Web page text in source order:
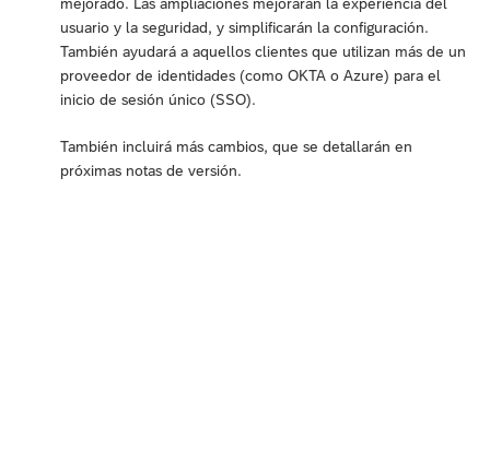
mejorado. Las ampliaciones mejorarán la experiencia del
usuario y la seguridad, y simplificarán la configuración.
También ayudará a aquellos clientes que utilizan más de un
proveedor de identidades (como OKTA o Azure) para el
inicio de sesión único (SSO).
También incluirá más cambios, que se detallarán en
próximas notas de versión.